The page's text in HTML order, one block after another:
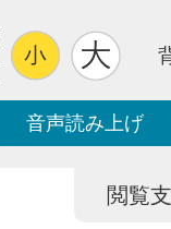
音声読み上げ
閲覧